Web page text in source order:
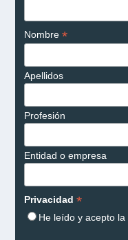
Nombre *
Apellidos
Profesión
Entidad o empresa
Privacidad *
He leído y acepto la